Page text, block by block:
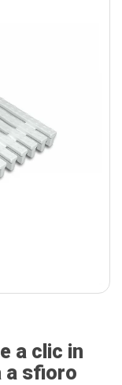
a clic in
a sfioro